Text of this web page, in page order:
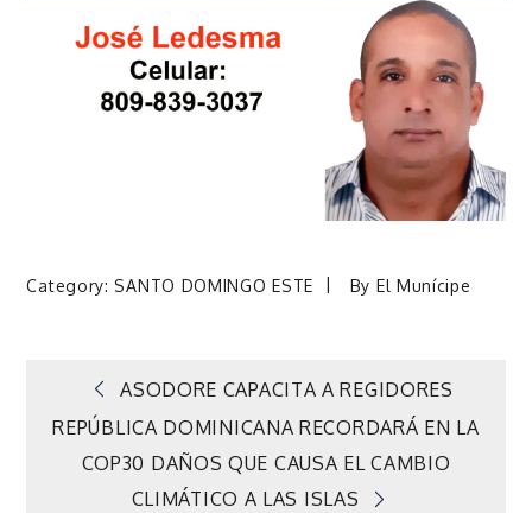
Category: SANTO DOMINGO ESTE By El Munícipe
Navegación
de
ASODORE CAPACITA A REGIDORES
REPÚBLICA DOMINICANA RECORDARÁ EN LA
COP30 DAÑOS QUE CAUSA EL CAMBIO
CLIMÁTICO A LAS ISLAS